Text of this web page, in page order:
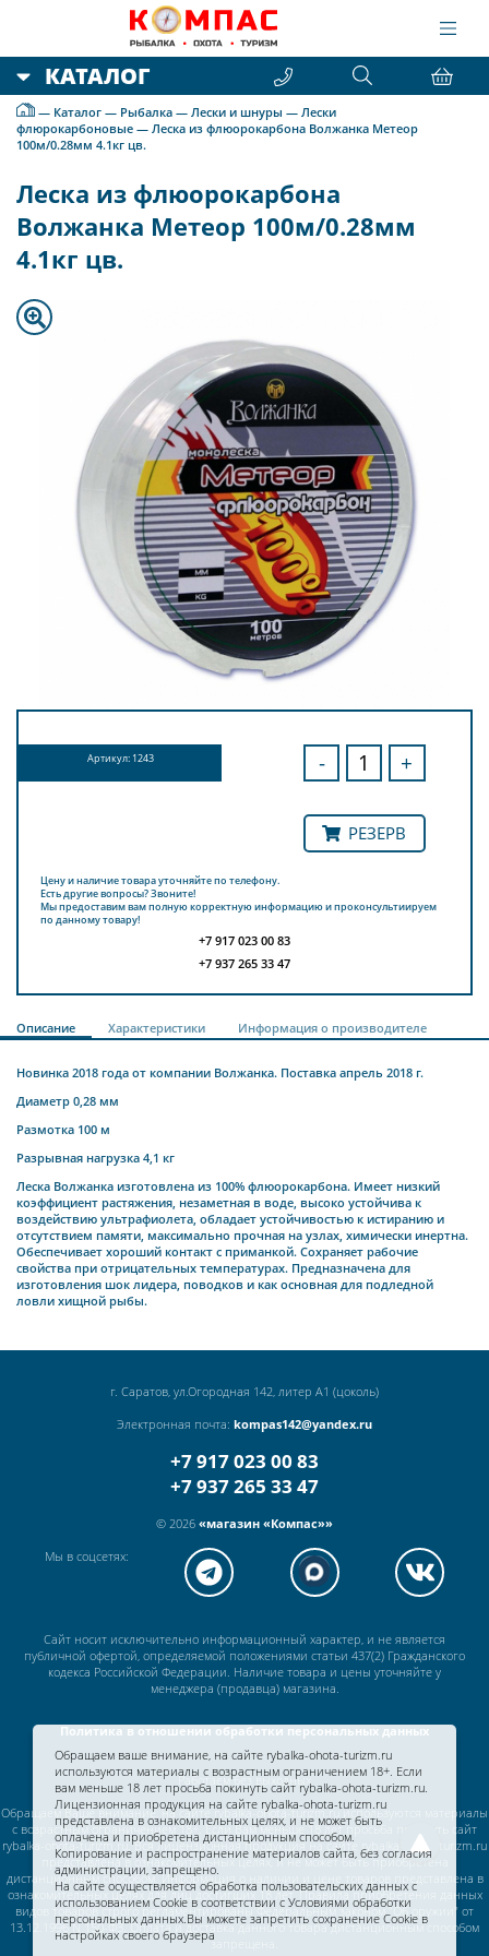
КАТАЛОГ
— Каталог — Рыбалка — Лески и шнуры — Лески
флюрокарбоновые — Леска из флюорокарбона Волжанка Метеор
100м/0.28мм 4.1кг цв.
Леска из флюорокарбона
Волжанка Метеор 100м/0.28мм
4.1кг цв.
Артикул: 1243 - +
РЕЗЕРВ
Цену и наличие товара уточняйте по телефону.
Есть другие вопросы? Звоните!
Мы предоставим вам полную корректную информацию и проконсультиируем
по данному товару!
+7 917 023 00 83
+7 937 265 33 47
Описание Характеристики Информация о производителе
Новинка 2018 года от компании Волжанка. Поставка апрель 2018 г.
Диаметр 0,28 мм
Размотка 100 м
Разрывная нагрузка 4,1 кг
Леска Волжанка изготовлена из 100% флюорокарбона. Имеет низкий
коэффициент растяжения, незаметная в воде, высоко устойчива к
воздействию ультрафиолета, обладает устойчивостью к истиранию и
отсутствием памяти, максимально прочная на узлах, химически инертна.
Обеспечивает хороший контакт с приманкой. Сохраняет рабочие
свойства при отрицательных температурах. Предназначена для
изготовления шок лидера, поводков и как основная для подледной
ловли хищной рыбы.
г. Саратов, ул.Огородная 142, литер А1 (цоколь)
Электронная почта: kompas142@yandex.ru
+7 917 023 00 83
+7 937 265 33 47
© 2026 «магазин «Компас»»
Мы в соцсетях:
Сайт носит исключительно информационный характер, и не является
публичной офертой, определяемой положениями статьи 437(2) Гражданского
кодекса Российской Федерации. Наличие товара и цены уточняйте у
менеджера (продавца) магазина.
Политика в отношении обработки персональных данных
Работаем без выходных
Обращаем Ваше внимание, на сайте rybalka-ohota-turizm.ru используются материалы
с возрастным ограничением 18+. Если Вам меньше 18 лет просьба покинуть сайт
rybalka-ohota-turizm.ru. Вся лицензионная продукция на сайте rybalka-ohota-turizm.ru
представлена в ознакомительных целях, и не может быть приобретена
дистанционным способом. Информация о наличии и цене товаров представлена в
ознакомительных целях для лиц достигших 18 лет. Правила приобретения данных
видов товаров строго регламентированы Федеральным законом "Об оружии" от
13.12.1996 N 150-ФЗ. Оплата и доставка данного товара дистанционным способом
запрещена.
Обращаем ваше внимание, на сайте rybalka-ohota-turizm.ru
используются материалы с возрастным ограничением 18+. Если
вам меньше 18 лет просьба покинуть сайт rybalka-ohota-turizm.ru.
Лицензионная продукция на сайте rybalka-ohota-turizm.ru
представлена в ознакомительных целях, и не может быть
оплачена и приобретена дистанционным способом.
Копирование и распространение материалов сайта, без согласия
администрации, запрещено.
На сайте осуществляется обработка пользовательских данных с
использованием Cookie в соответствии c Условиями обработки
персональных данных.Вы можете запретить сохранение Cookie в
настройках своего браузера